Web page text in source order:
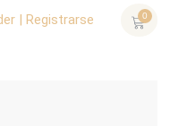
| Registrarse 0